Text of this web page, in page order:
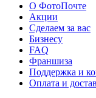
О ФотоПочте
Акции
Сделаем за вас
Бизнесу
FAQ
Франшиза
Поддержка и
Оплата и